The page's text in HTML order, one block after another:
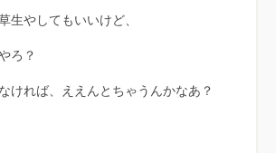
生やしてもいいけど、
ろ？
ければ、ええんとちゃうんかなあ？